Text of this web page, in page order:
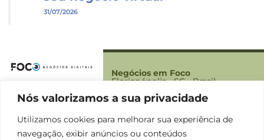
Nós valorizamos a sua privacidade
Utilizamos cookies para melhorar sua experiência de
navegação, exibir anúncios ou conteúdos
31/07/2026
Negócios em Foco
Florianópolis - SC - Brasil
Foco
Sobre Nós
Contato